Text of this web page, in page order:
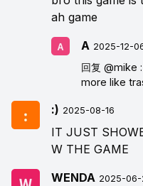
ah game
A 2025-12-
回复 @mike :
more like
:) 2025-08-16
IT JUST
W THE GAME
WENDA 2025-06-